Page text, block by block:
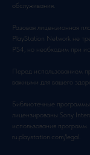
обслуживания.
Разовая лицензионная
PlayStation Network не
PS4, но необходим при
Перед использованием
важными для вашего
Библиотечные
лицензированы Sony
использования
ru.playstation.com/legal.